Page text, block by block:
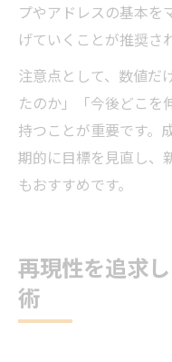
プやアドレスの基本を
げていくことが推奨さ
注意点として、数値だ
たのか」「今後どこを
持つことが重要です。
期的に目標を見直し、
もおすすめです。
再現性を追求
術